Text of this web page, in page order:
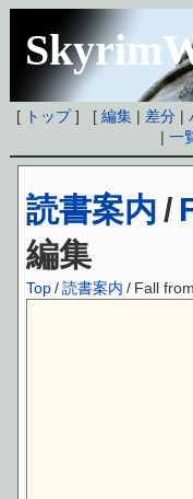
[ トップ] [編集 | 差分 |
|一
読書案内 /
編集
Top /読書案内 / Fall